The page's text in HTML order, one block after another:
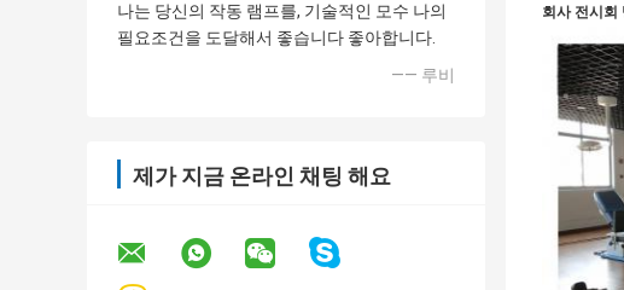
나는 당신의 작동 램프를, 기술적인 모수 나의
필요조건을 도달해서 좋습니다 좋아합니다.
—— 루비
제가 지금 온라인 채팅 해요
회사 전시회